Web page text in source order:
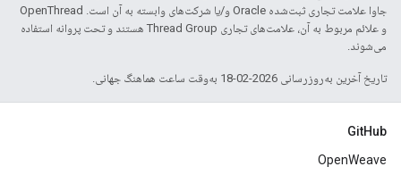
جاوا علامت تجاری ثبت‌شده Oracle و/یا شرکت‌های وابسته به آن است. ‫OpenThread
و علائم مربوط به آن، علامت‌های تجاری Thread Group هستند و تحت پروانه استفاده
می‌شوند.
تاریخ آخرین به‌روزرسانی 2026-02-18 به‌وقت ساعت هماهنگ جهانی.
GitHub
OpenWeave